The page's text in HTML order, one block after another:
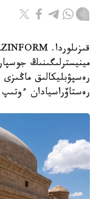
مينيسترلىگىنىڭ
رەسپۋبليكالىق
رەستاۆراسيادان